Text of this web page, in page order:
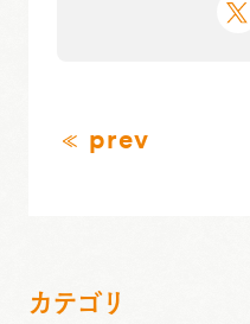
prev
カテゴリ